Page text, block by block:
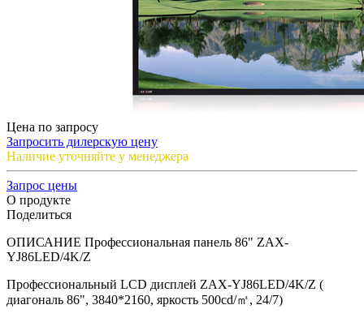
Цена по запросу
Запросить дилерскую цену
Наличие уточняйте у менеджера
Запрос цены
О продукте
Поделиться
ОПИСАНИЕ Профессиональная панель 86" ZAX-
YJ86LED/4K/Z
Профессиональный LCD дисплей ZAX-YJ86LED/4K/Z (
диагональ 86", 3840*2160, яркость 500cd/㎡, 24/7)